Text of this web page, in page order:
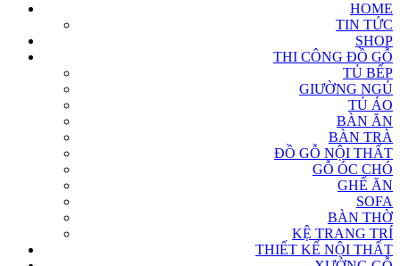
HOME
TIN TỨC
SHOP
THI CÔNG ĐỒ GỖ
TỦ BẾP
GIƯỜNG NGỦ
TỦ ÁO
BÀN ĂN
BÀN TRÀ
ĐỒ GỖ NỘI THẤT
GỖ ÓC CHÓ
GHẾ ĂN
SOFA
BÀN THỜ
KỆ TRANG TRÍ
THIẾT KẾ NỘI THẤT